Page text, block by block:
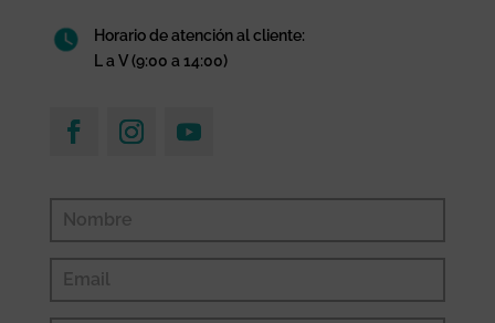
Horario de atención al cliente:
L a V (9:00 a 14:00)